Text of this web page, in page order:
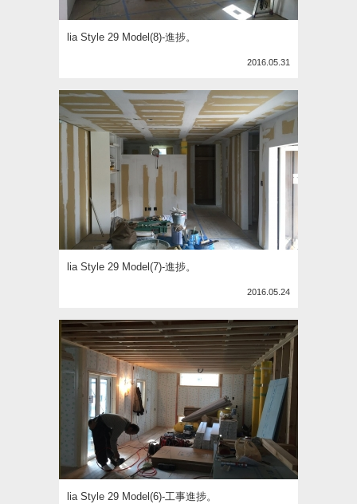
lia Style 29 Model(8)-進捗。
2016.05.31
lia Style 29 Model(7)-進捗。
2016.05.24
lia Style 29 Model(6)-工事進捗。